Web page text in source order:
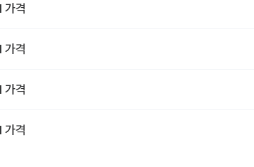
가격
가격
가격
가격